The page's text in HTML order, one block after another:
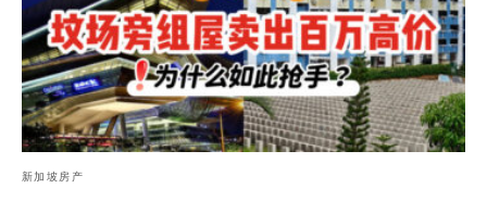
新加坡房产